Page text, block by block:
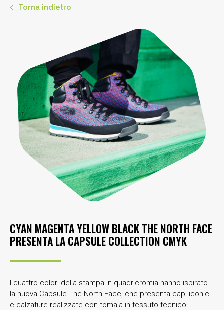
Torna indietro
CYAN MAGENTA YELLOW BLACK THE NORTH FACE
PRESENTA LA CAPSULE COLLECTION CMYK
I quattro colori della stampa in quadricromia hanno ispirato
la nuova Capsule The North Face, che presenta capi iconici
e calzature realizzate con tomaia in tessuto tecnico